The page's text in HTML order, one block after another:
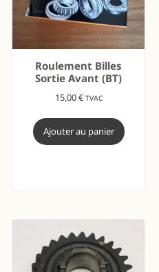
Roulement Billes
Sortie Avant (BT)
15,00€ TVAC
Ajouter au panier